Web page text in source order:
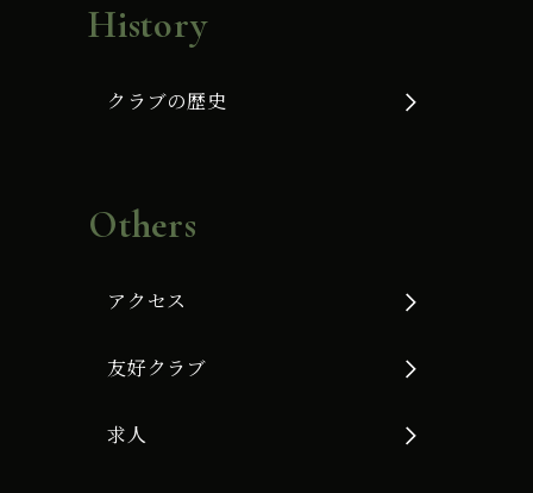
History
クラブの歴史
Others
アクセス
友好クラブ
求人